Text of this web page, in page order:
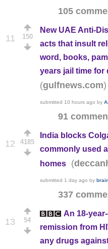
105
11 150
New UAE Anti-
acts that insult
word, books,
years jail time
(gulfnews.com)
submitted 10 hours ago by
91
12 4185
India blocks
commonly used
homes
(
submitted 1 day ago by
337
13 54
An 18-
remission from
any drugs